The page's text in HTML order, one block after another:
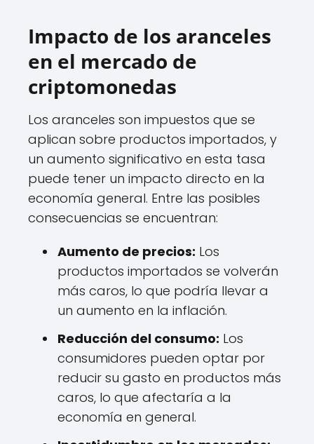
Impacto de los aranceles
en el mercado de
criptomonedas
Los aranceles son impuestos que se
aplican sobre productos importados, y
un aumento significativo en esta tasa
puede tener un impacto directo en la
economía general. Entre las posibles
consecuencias se encuentran:
Aumento de precios: Los
productos importados se volverán
más caros, lo que podría llevar a
un aumento en la inflación.
Reducción del consumo: Los
consumidores pueden optar por
reducir su gasto en productos más
caros, lo que afectaría a la
economía en general.